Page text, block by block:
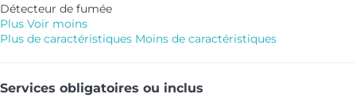
Détecteur de fumée
Plus Voir moins
Plus de caractéristiques Moins de caractéristiques
Services obligatoires ou inclus